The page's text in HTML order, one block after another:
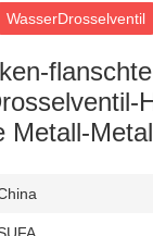
WasserDrosselventil
Metall-